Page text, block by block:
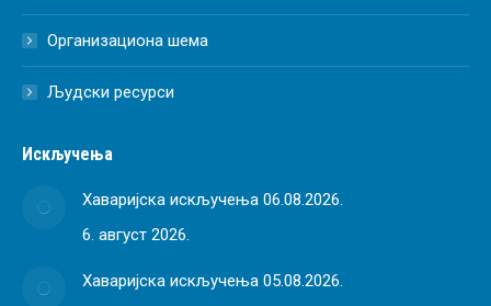
Организациона шема
Људски ресурси
Искључења
Хаваријска искључења 06.08.2026.
6. август 2026.
Хаваријска искључења 05.08.2026.